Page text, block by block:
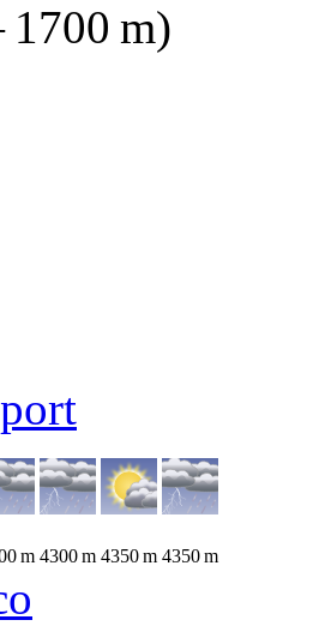
1700 m)
m 4300m 4350m 4350m